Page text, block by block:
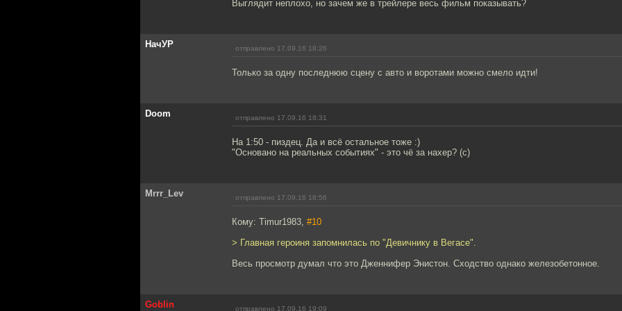
Выглядит неплохо, но зачем же в трейлере весь фильм показывать?
НачУР отправлено 17.09.16 18:26
Только за одну последнюю сцену с авто и воротами можно смело идти!
Doom отправлено 17.09.16 18:31
На 1:50 - пиздец. Да и всё остальное тоже :)
"Основано на реальных событиях" - это чё за нахер? (с)
Mrrr_Lev отправлено 17.09.16 18:56
Кому: Timur1983, #10
> Главная героиня запомнилась по "Девичнику в Вегасе".
Весь просмотр думал что это Дженнифер Энистон. Сходство однако железобетонное.
Goblin отправлено 17.09.16 19:09